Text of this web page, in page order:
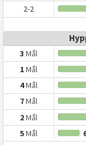
2-2
3Mål
1Mål
4Mål
7Mål
2Mål
5Mål